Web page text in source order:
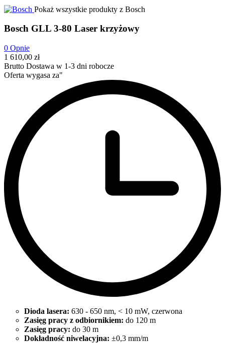
Pokaż wszystkie produkty z Bosch
Bosch GLL 3-80 Laser krzyżowy
0 Opnie
1 610,00 zł
Brutto Dostawa w 1-3 dni robocze
Oferta wygasa za"
Dioda lasera: 630 - 650 nm, < 10 mW, czerwona
Zasięg pracy z odbiornikiem: do 120 m
Zasięg pracy: do 30 m
Dokładność niwelacyjna: ±0,3 mm/m